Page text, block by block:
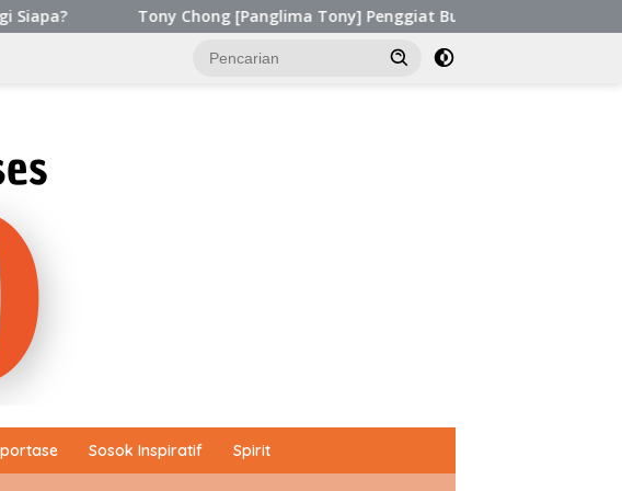
Chong [Panglima Tony] Penggiat Budaya dari Sabah, Malaysia Raih Kinerja
Sosok Inspiratif Spirit